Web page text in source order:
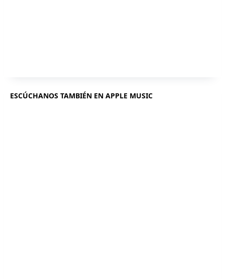
ESCÚCHANOS TAMBIÉN EN APPLE MUSIC